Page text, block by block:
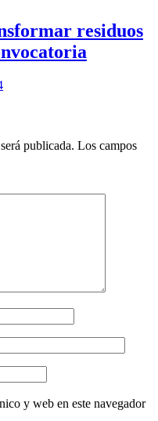
residuos
publicada. Los campos
y web en este navegador